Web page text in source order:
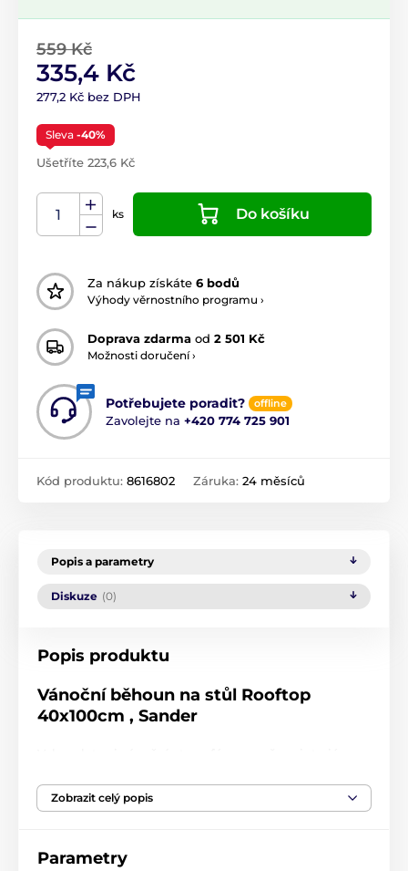
559 Kč
335,4 Kč
277,2 Kč bez DPH
Sleva -40%
Ušetříte 223,6 Kč
ks Do košíku
Za nákup získáte 6 bodů
Výhody věrnostního programu ›
Doprava zdarma od 2 501 Kč
Možnosti doručení ›
Potřebujete poradit? offline
Zavolejte na +420 774 725 901
Kód produktu: 8616802 Záruka: 24 měsíců
Popis a parametry
Diskuze (0)
Popis produktu
Vánoční běhoun na stůl Rooftop
40x100cm , Sander
zasněžených střech vesnice dodá vašemu domovu tu
správnou vánoční náladu.
najdeteZDE.
Zobrazit celý popis
Parametry